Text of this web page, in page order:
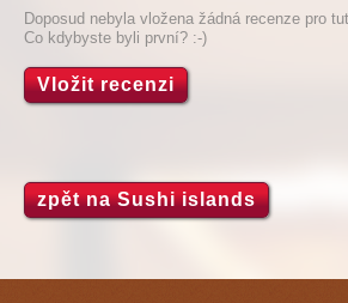
Doposud nebyla vložena žádná recenze pro
Co kdybyste byli první? :-)
Vložit recenzi
zpět na Sushi islands